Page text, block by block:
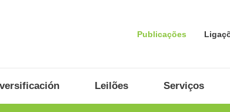
Publicações
Leilões Serviços